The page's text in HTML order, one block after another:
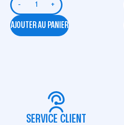
- +
AJOUTER AU PANIER
SERVICE CLIENT